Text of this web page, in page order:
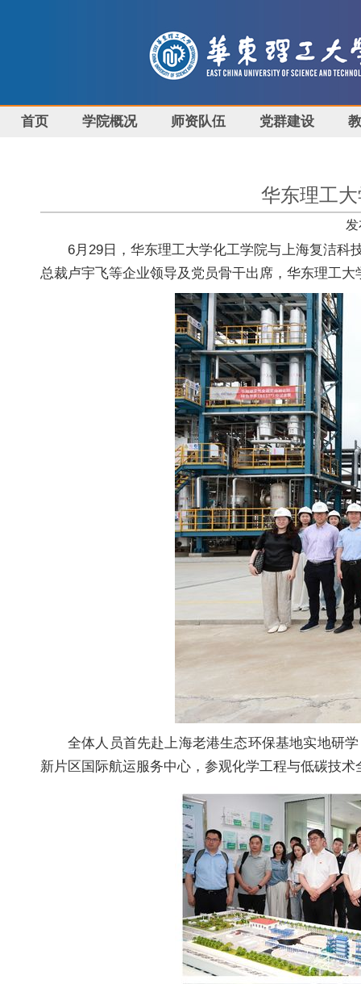
首页 学院概况 师资队伍 党群建设
华东理工
6月29日，华东理工大学化工学院与上海复洁科
总裁卢宇飞等企业领导及党员骨干出席，华东理工
全体人员首先赴上海老港生态环保基地实地研
新片区国际航运服务中心，参观化学工程与低碳技